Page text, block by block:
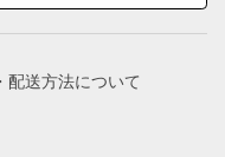
配送方法について